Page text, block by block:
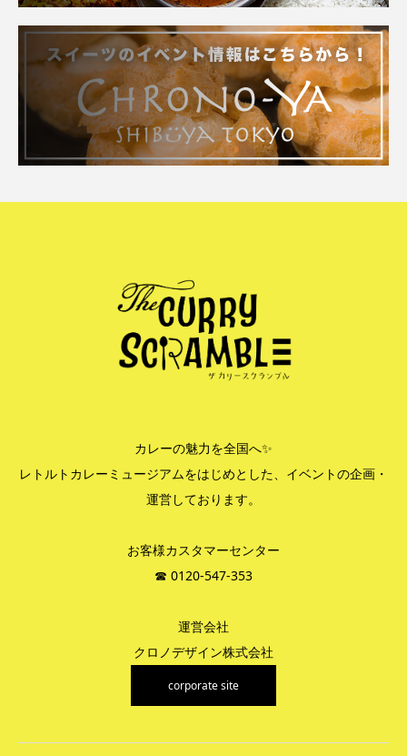
カレーの魅力を全国へ✨
レトルトカレーミュージアムをはじめとした、イベントの企画・
運営しております。
お客様カスタマーセンター
☎︎ 0120-547-353
運営会社
クロノデザイン株式会社
corporate site